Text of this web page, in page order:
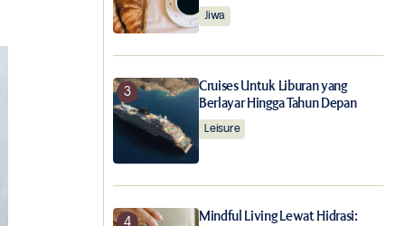
Jiwa
Cruises Untuk Liburan yang
Berlayar Hingga Tahun Depan
Leisure
Mindful Living Lewat Hidrasi: